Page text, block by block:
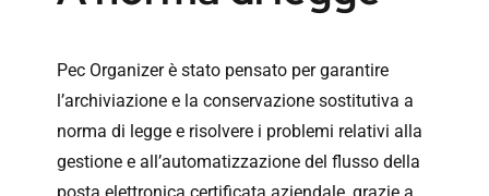
Pec Organizer è stato pensato per garantire
l’archiviazione e la conservazione sostitutiva a
norma di legge e risolvere i problemi relativi alla
gestione e all’automatizzazione del flusso della